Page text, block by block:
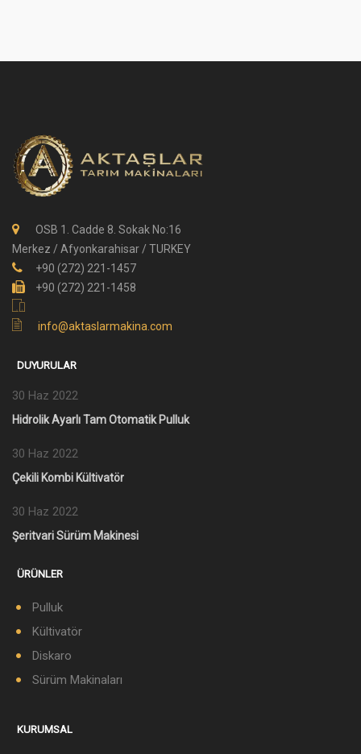
OSB 1. Cadde 8. Sokak No:16
Merkez / Afyonkarahisar / TURKEY
+90 (272) 221-1457
+90 (272) 221-1458
info@aktaslarmakina.com
DUYURULAR
30 Haz 2022
Hidrolik Ayarlı Tam Otomatik Pulluk
30 Haz 2022
Çekili Kombi Kültivatör
30 Haz 2022
Şeritvari Sürüm Makinesi
ÜRÜNLER
Pulluk
Kültivatör
Diskaro
Sürüm Makinaları
KURUMSAL